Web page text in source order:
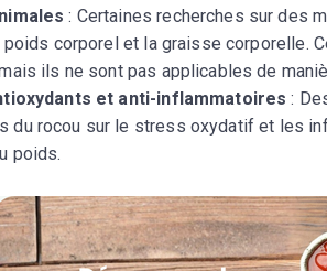
: Certaines recherches sur des
corporel et la graisse corporelle.
ils ne sont pas applicables de
et anti-inflammatoires :
du rocou sur le stress oxydatif et les
poids.